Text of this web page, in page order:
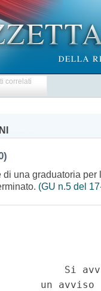
correlati
una graduatoria
(GU n.5 del